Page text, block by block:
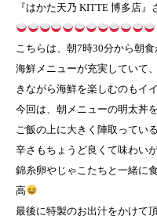
『はかた天乃 KITTE 博多店』
こちらは、朝7時30分から朝
海鮮メニューが充実していて
きながら海鮮を楽しむのもイ
今回は、朝メニューの明太丼
ご飯の上に大きく陣取ってい
辛さもちょうど良くて味わい
錦糸卵やじゃこたちと一緒に
高
最後に特製のお出汁をかけて